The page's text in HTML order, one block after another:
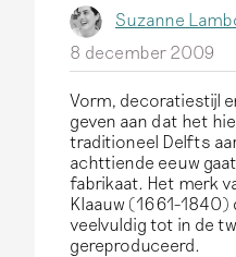
Suzanne
8 december 2009
Vorm, decoratiestijl
geven aan dat het
traditioneel Delfts
achttiende eeuw
fabrikaat. Het merk
Klaauw (1661-
veelvuldig tot in de
gereproduceerd.